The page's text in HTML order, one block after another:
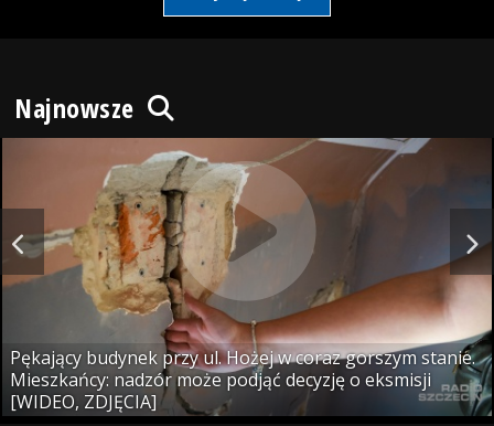
Najnowsze
Pękający budynek przy ul. Hożej w coraz gorszym stanie.
Mieszkańcy: nadzór może podjąć decyzję o eksmisji
[WIDEO, ZDJĘCIA]